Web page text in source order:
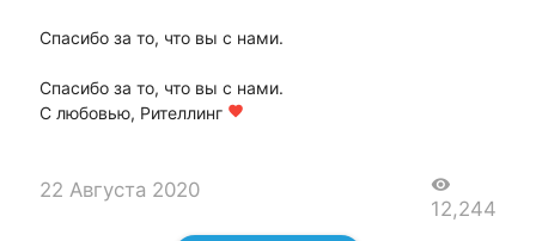
Спасибо за то, что вы с нами.
Спасибо за то, что вы с нами.
С любовью, Рителлинг favorite
22 Августа 2020 visibility
12,244